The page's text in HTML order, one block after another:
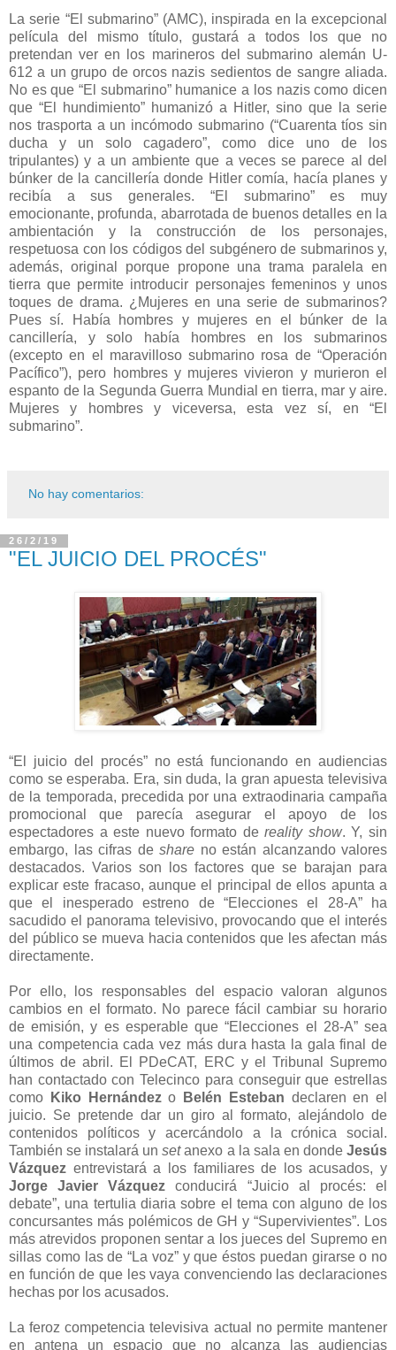
La serie “El submarino” (AMC), inspirada en la excepcional
película del mismo título, gustará a todos los que no
pretendan ver en los marineros del submarino alemán U-
612 a un grupo de orcos nazis sedientos de sangre aliada.
No es que “El submarino” humanice a los nazis como dicen
que “El hundimiento” humanizó a Hitler, sino que la serie
nos trasporta a un incómodo submarino (“Cuarenta tíos sin
ducha y un solo cagadero”, como dice uno de los
tripulantes) y a un ambiente que a veces se parece al del
búnker de la cancillería donde Hitler comía, hacía planes y
recibía a sus generales. “El submarino” es muy
emocionante, profunda, abarrotada de buenos detalles en la
ambientación y la construcción de los personajes,
respetuosa con los códigos del subgénero de submarinos y,
además, original porque propone una trama paralela en
tierra que permite introducir personajes femeninos y unos
toques de drama. ¿Mujeres en una serie de submarinos?
Pues sí. Había hombres y mujeres en el búnker de la
cancillería, y solo había hombres en los submarinos
(excepto en el maravilloso submarino rosa de “Operación
Pacífico”), pero hombres y mujeres vivieron y murieron el
espanto de la Segunda Guerra Mundial en tierra, mar y aire.
Mujeres y hombres y viceversa, esta vez sí, en “El
submarino”.
No hay comentarios:
26/2/19
"EL JUICIO DEL PROCÉS"
“El juicio del procés” no está funcionando en audiencias
como se esperaba. Era, sin duda, la gran apuesta televisiva
de la temporada, precedida por una extraodinaria campaña
promocional que parecía asegurar el apoyo de los
espectadores a este nuevo formato dereality show. Y, sin
embargo, las cifras de share no están alcanzando valores
destacados. Varios son los factores que se barajan para
explicar este fracaso, aunque el principal de ellos apunta a
que el inesperado estreno de “Elecciones el 28-A” ha
sacudido el panorama televisivo, provocando que el interés
del público se mueva hacia contenidos que les afectan más
directamente.
Por ello, los responsables del espacio valoran algunos
cambios en el formato. No parece fácil cambiar su horario
de emisión, y es esperable que “Elecciones el 28-A” sea
una competencia cada vez más dura hasta la gala final de
últimos de abril. El PDeCAT, ERC y el Tribunal Supremo
han contactado con Telecinco para conseguir que estrellas
como
Kiko Hernándezo Belén Esteban declaren en el
juicio. Se pretende dar un giro al formato, alejándolo de
contenidos políticos y acercándolo a la crónica social.
También se instalará unsetanexo a la sala en dondeJesús
Vázquez entrevistará a los familiares de los acusados, y
Jorge Javier Vázquez conducirá “Juicio al procés: el
debate”, una tertulia diaria sobre el tema con alguno de los
concursantes más polémicos de GH y “Supervivientes”. Los
más atrevidos proponen sentar a los jueces del Supremo en
sillas como las de “La voz” y que éstos puedan girarse o no
en función de que les vaya convenciendo las declaraciones
hechas por los acusados.
La feroz competencia televisiva actual no permite mantener
en antena un espacio que no alcanza las audiencias